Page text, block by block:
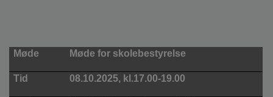
Møde Møde for skolebestyrelse
Tid 08.10.2025, kl.17.00-19.00